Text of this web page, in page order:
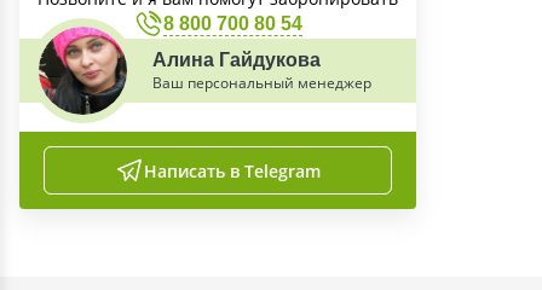
8 800 700 80 54
Алина Гайдукова
Ваш персональный менеджер
Написать в Telegram